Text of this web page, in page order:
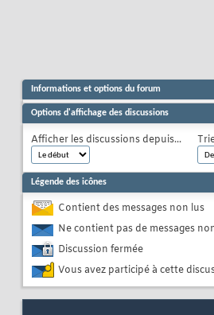
Informations et options du forum
Options d'affichage des discussions
Afficher les discussions depuis...
Légende des icônes
Contient des messages non lus
Ne contient pas de messages
Discussion fermée
Vous avez participé à cette